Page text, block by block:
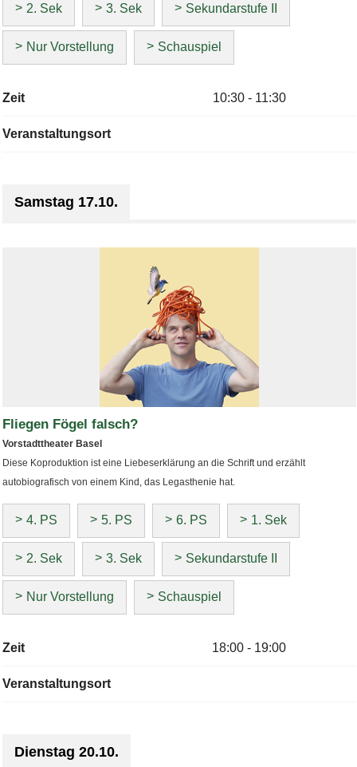
2. Sek 3. Sek Sekundarstufe II
Nur Vorstellung Schauspiel
Zeit 10:30 - 11:30
Veranstaltungsort
Samstag 17.10.
Fliegen Fögel falsch?
Vorstadttheater Basel
Diese Koproduktion ist eine Liebeserklärung an die Schrift und erzählt
autobiografisch von einem Kind, das Legasthenie hat.
4. PS 5. PS 6. PS 1. Sek
2. Sek 3. Sek Sekundarstufe II
Nur Vorstellung Schauspiel
Zeit 18:00 - 19:00
Veranstaltungsort
Dienstag 20.10.